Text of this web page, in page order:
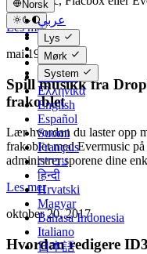
Norsk
عربي
Català
Čeština
Dansk
Deutsch
Ελληνικά
English
Español
Suomi
Français
עברית
हिन्दी
Hrvatski
Magyar
Bahasa Indonesia
Italiano
日本語
Lys
Mørk
System
Les mer
mai 19, 2019
Spill musikk fra
frakoblet
Lær hvordan du laster opp
frakoblet med Evermusic
administrer sporene dine
Les mer
oktober 20, 2017
Hvordan redigere